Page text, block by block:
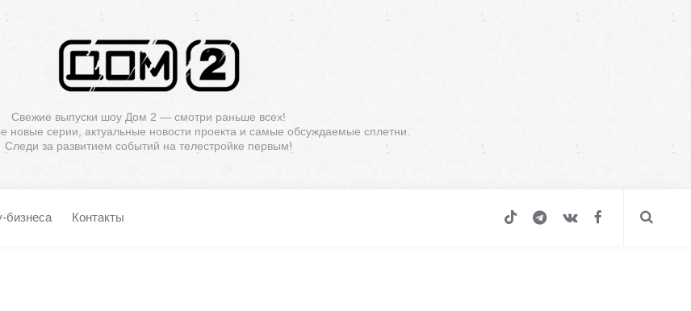
Свежие выпуски шоу Дом 2 — смотри раньше всех!
новые серии, актуальные новости проекта и самые обсуждаемые сплетни.
Следи за развитием событий на телестройке первым!
бизнеса Контакты